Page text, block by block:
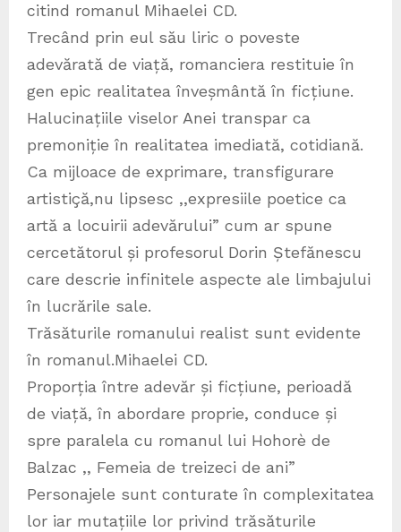
citind romanul Mihaelei CD.
Trecând prin eul său liric o poveste
adevărată de viață, romanciera restituie în
gen epic realitatea înveșmântă în ficțiune.
Halucinațiile viselor Anei transpar ca
premoniție în realitatea imediată, cotidiană.
Ca mijloace de exprimare, transfigurare
artistiçă,nu lipsesc ,,expresiile poetice ca
artă a locuirii adevărului” cum ar spune
cercetătorul și profesorul Dorin Ștefănescu
care descrie infinitele aspecte ale limbajului
în lucrările sale.
Trăsăturile romanului realist sunt evidente
în romanul.Mihaelei CD.
Proporția între adevăr și ficțiune, perioadă
de viață, în abordare proprie, conduce și
spre paralela cu romanul lui Hohorè de
Balzac ,, Femeia de treizeci de ani”
Personajele sunt conturate în complexitatea
lor iar mutațiile lor privind trăsăturile